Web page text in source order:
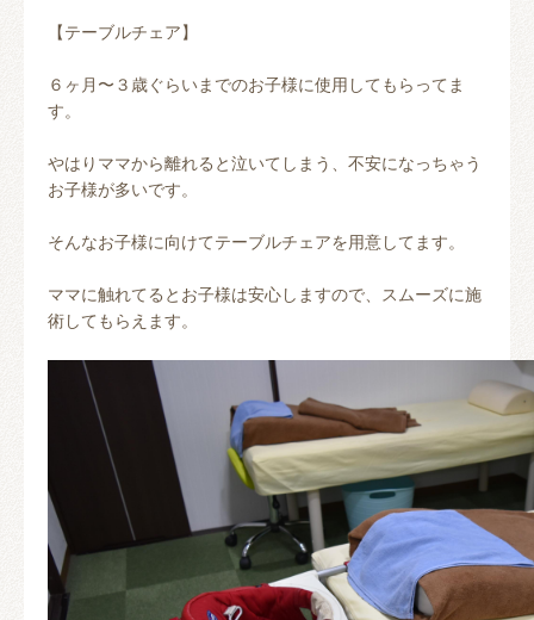
【テーブルチェア】
６ヶ月〜３歳ぐらいまでのお子様に使用してもらってま
す。
やはりママから離れると泣いてしまう、不安になっちゃう
お子様が多いです。
そんなお子様に向けてテーブルチェアを用意してます。
ママに触れてるとお子様は安心しますので、スムーズに施
術してもらえます。